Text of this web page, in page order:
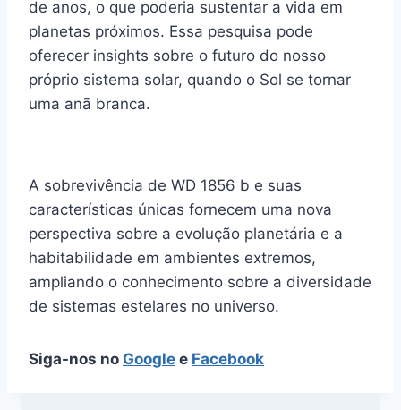
de anos, o que poderia sustentar a vida em
planetas próximos. Essa pesquisa pode
oferecer insights sobre o futuro do nosso
próprio sistema solar, quando o Sol se tornar
uma anã branca.
A sobrevivência de WD 1856 b e suas
características únicas fornecem uma nova
perspectiva sobre a evolução planetária e a
habitabilidade em ambientes extremos,
ampliando o conhecimento sobre a diversidade
de sistemas estelares no universo.
Siga-nos no Google e Facebook